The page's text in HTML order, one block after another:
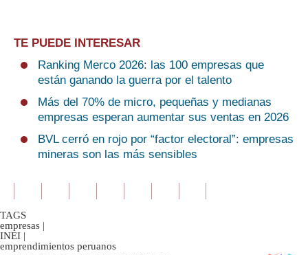
TE PUEDE INTERESAR
Ranking Merco 2026: las 100 empresas que
están ganando la guerra por el talento
Más del 70% de micro, pequeñas y medianas
empresas esperan aumentar sus ventas en 2026
BVL cerró en rojo por “factor electoral”: empresas
mineras son las más sensibles
TAGS
empresas |
INEI |
emprendimientos peruanos